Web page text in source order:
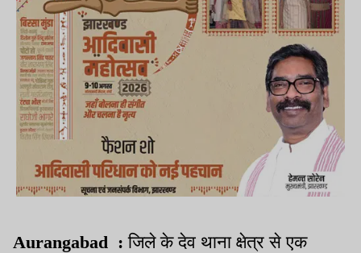
Aurangabad : जिले के देव थाना क्षेत्र से एक